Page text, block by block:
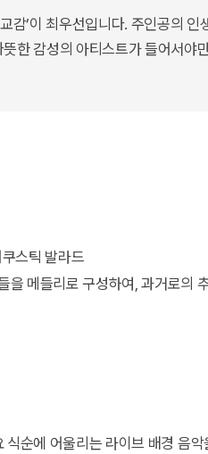
감’이 최우선입니다. 주인공의 인
한 감성의 아티스트가 들어서야
스틱 발라드
을 메들리로 구성하여, 과거로의
순에 어울리는 라이브 배경 음악